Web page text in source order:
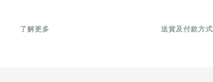
了解更多 送貨及付款方式